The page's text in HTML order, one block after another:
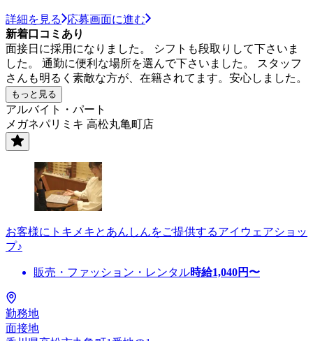
詳細を見る
応募画面に進む
新着口コミあり
面接日に採用になりました。 シフトも段取りして下さいま
した。 通勤に便利な場所を選んで下さいました。 スタッフ
さんも明るく素敵な方が、在籍されてます。安心しました。
もっと見る
アルバイト・パート
メガネパリミキ 高松丸亀町店
お客様にトキメキとあんしんをご提供するアイウェアショッ
プ♪
販売・ファッション・レンタル時給1,040円〜
勤務地
面接地